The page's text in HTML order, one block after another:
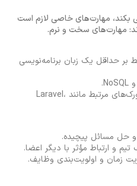
بکند، مهارت‌های خاصی لازم است
مهارت‌های سخت و نرم.
بر حداقل یک زبان برنامه‌نویسی
تسلط بر فریم‌ورک‌های مرتبط مانند Laravel،
و حل مسائل پیچیده.
تیم و ارتباط مؤثر با دیگر اعضا.
زمان و اولویت‌بندی وظایف.